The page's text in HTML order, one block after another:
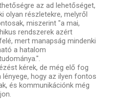
az ad lehetőséget,
olyan részletekre, melyről
miszerint "a mai,
rendszerek azért
mert manapság mindenki
a hatalom
kérek, de még elő fog
hogy az ilyen fontos
és kommunikációnk még